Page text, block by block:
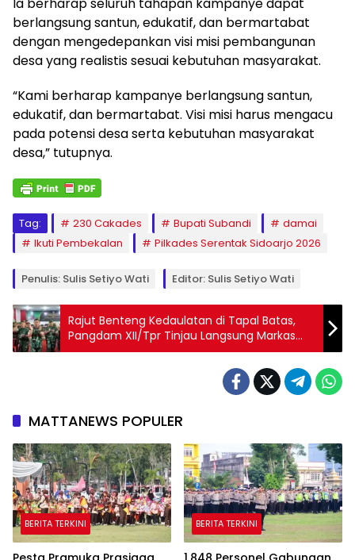
berlangsung santun, edukatif, dan bermartabat
dengan mengedepankan visi misi pembangunan
desa yang realistis sesuai kebutuhan masyarakat.
“Kami berharap kampanye berlangsung santun,
edukatif, dan bermartabat. Visi misi harus mengacu
pada potensi desa serta kebutuhan masyarakat
desa,” tutupnya.
Tag: 230 Cakades Bupati Subandi
damai
Ikuti Pembekalan
Pilkades Serentak Sidoarjo 2026
Penulis: Sulis Setiyo Wati Editor: Sulis Setiyo Wati
Rajut Benteng Kedaulatan di Tapal Batas,
Pangdam XII/Tpr Tinjau Langsung Markas
Yonif TP 927 Uncak Kapuas
MATTANEWS POPULER
BERITA TERKINI BERITA TERKINI